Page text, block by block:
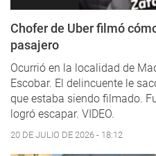
Chofer de Uber filmó
pasajero
Ocurrió en la localidad de
Escobar. El delincuente le
que estaba siendo filmado.
logró escapar. VIDEO.
20 DE JULIO DE 2026 - 18:12